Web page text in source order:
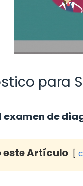
para
examen de
este Artículo